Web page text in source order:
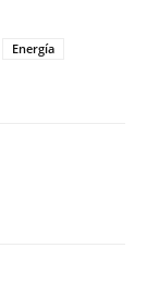
Energía